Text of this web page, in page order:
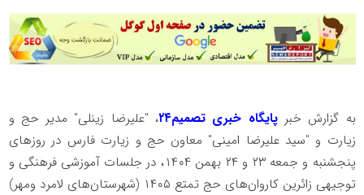
به گزارش خبر پایگاه خبری تصمیم۲۴
، "علیرضا زینلی" مدیر حج و
زیارت و "سید علیرضا امینی" معاون حج و زیارت فارس در روزهای
پنجشنبه و جمعه ۲۳ و ۲۴ بهمن ۱۴۰۴، در جلسات آموزشی فرهنگی و
توجیهی زائرین کاروان‌های حج تمتع ۱۴۰۵ (شهرستان‌های لامرد ومهر)